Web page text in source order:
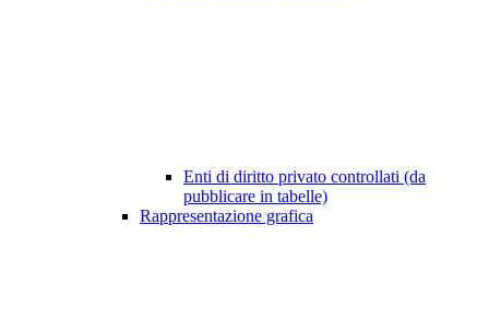
Enti di diritto privato controllati (da
pubblicare in tabelle)
Rappresentazione grafica